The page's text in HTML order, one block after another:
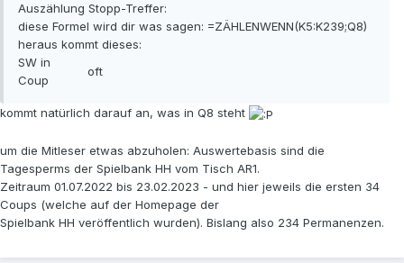
Auszählung Stopp-Treffer:
diese Formel wird dir was sagen: =ZÄHLENWENN(K5:K239;Q8)
heraus kommt dieses:
SW in
Coup
oft
kommt natürlich darauf an, was in Q8 steht
um die Mitleser etwas abzuholen: Auswertebasis sind die
Tagesperms der Spielbank HH vom Tisch AR1.
Zeitraum 01.07.2022 bis 23.02.2023 - und hier jeweils die ersten 34
Coups (welche auf der Homepage der
Spielbank HH veröffentlich wurden). Bislang also 234 Permanenzen.